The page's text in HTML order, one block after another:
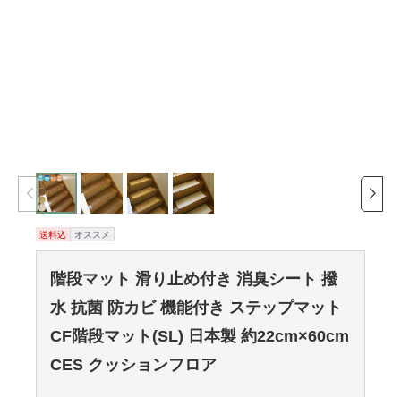
送料込 オススメ
階段マット 滑り止め付き 消臭シート 撥
水 抗菌 防カビ 機能付き ステップマット
CF階段マット(SL) 日本製 約22cm×60cm
CES クッションフロア